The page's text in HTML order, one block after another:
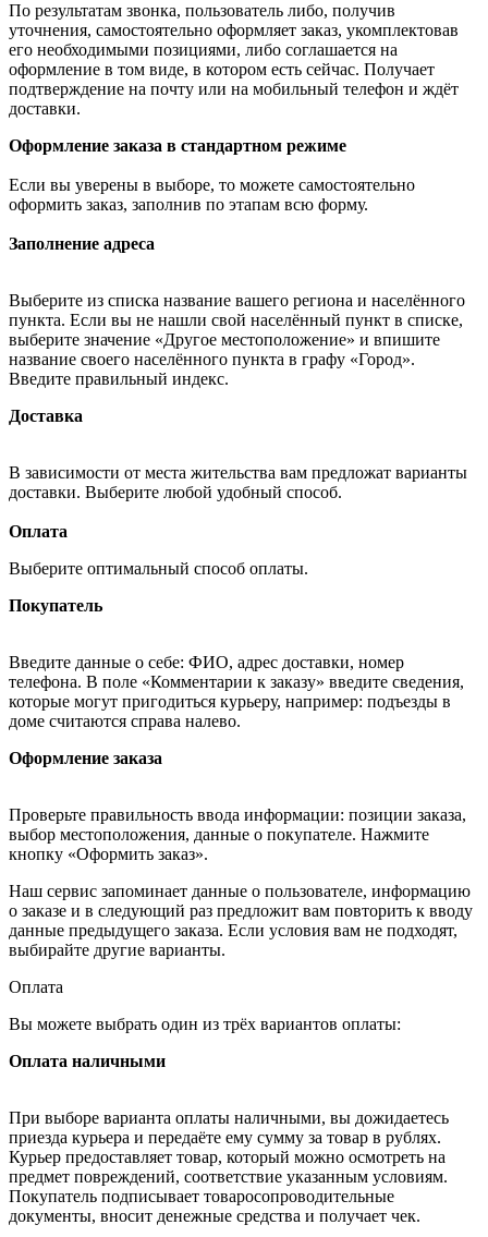
По результатам звонка, пользователь либо, получив
уточнения, самостоятельно оформляет заказ, укомплектовав
его необходимыми позициями, либо соглашается на
оформление в том виде, в котором есть сейчас. Получает
подтверждение на почту или на мобильный телефон и ждёт
доставки.
Оформление заказа в стандартном режиме
Если вы уверены в выборе, то можете самостоятельно
оформить заказ, заполнив по этапам всю форму.
Заполнение адреса
Выберите из списка название вашего региона и населённого
пункта. Если вы не нашли свой населённый пункт в списке,
выберите значение «Другое местоположение» и впишите
название своего населённого пункта в графу «Город».
Введите правильный индекс.
Доставка
В зависимости от места жительства вам предложат варианты
доставки. Выберите любой удобный способ.
Оплата
Выберите оптимальный способ оплаты.
Покупатель
Введите данные о себе: ФИО, адрес доставки, номер
телефона. В поле «Комментарии к заказу» введите сведения,
которые могут пригодиться курьеру, например: подъезды в
доме считаются справа налево.
Оформление заказа
Проверьте правильность ввода информации: позиции заказа,
выбор местоположения, данные о покупателе. Нажмите
кнопку «Оформить заказ».
Наш сервис запоминает данные о пользователе, информацию
о заказе и в следующий раз предложит вам повторить к вводу
данные предыдущего заказа. Если условия вам не подходят,
выбирайте другие варианты.
Оплата
Вы можете выбрать один из трёх вариантов оплаты:
Оплата наличными
При выборе варианта оплаты наличными, вы дожидаетесь
приезда курьера и передаёте ему сумму за товар в рублях.
Курьер предоставляет товар, который можно осмотреть на
предмет повреждений, соответствие указанным условиям.
Покупатель подписывает товаросопроводительные
документы, вносит денежные средства и получает чек.